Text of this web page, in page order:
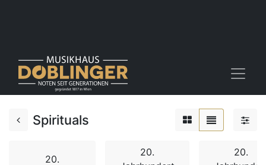
Spirituals
20.
20.
20.